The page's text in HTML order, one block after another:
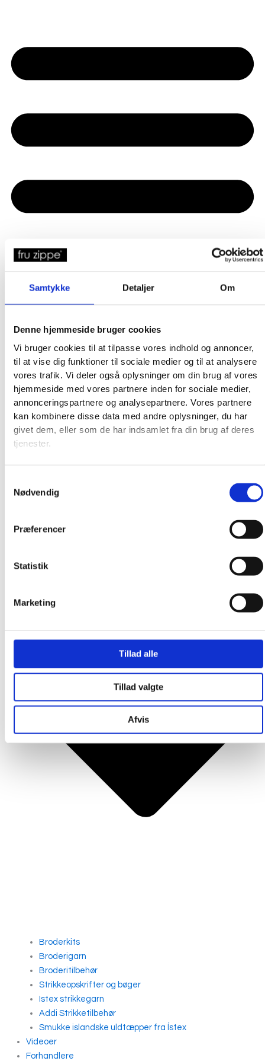
Samtykke Detaljer Om
Denne hjemmeside bruger cookies
Vi bruger cookies til at tilpasse vores indhold og annoncer,
til at vise dig funktioner til sociale medier og til at analysere
vores trafik. Vi deler også oplysninger om din brug af vores
hjemmeside med vores partnere inden for sociale medier,
annonceringspartnere og analysepartnere. Vores partnere
kan kombinere disse data med andre oplysninger, du har
givet dem, eller som de har indsamlet fra din brug af deres
tjenester.
Nødvendig
Præferencer
Statistik
Marketing
Tillad alle
Tillad valgte
Afvis
Broderkits
Broderigarn
Broderitilbehør
Strikkeopskrifter og bøger
Istex strikkegarn
Addi Strikketilbehør
Smukke islandske uldtæpper fra Ístex
Videoer
Forhandlere